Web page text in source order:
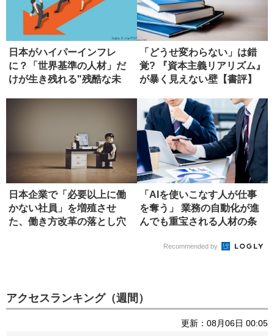
日本がハイパーインフレ
に？「世界基準の人材」だ
けが生き残れる"残酷な未
「どうせ変わらない」は錯
覚? 『資本主義リアリズム』
が暴く見えない壁【書評】
日本企業で「必要以上に働
かない社員」を増殖させ
た、働き方改革の落とし穴
「AIを使いこなす人が仕事
を奪う」 業務の自動化が進
んでも重宝される人材の条
Recommended by
アクセスランキング（週間）
更新：08月06日 00:05